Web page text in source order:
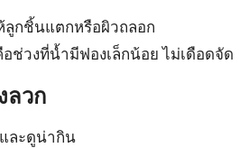
ลูกชิ้นแตกหรือผิวถลอก
ช่วงที่น้ำมีฟองเล็กน้อย ไม่เดือดจัด
ลวก
ละดูน่ากิน